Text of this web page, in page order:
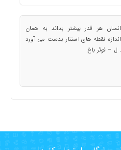
انسان هر قدر بیشتر بداند به همان
اندازه نقطه های استتار بدست می آورد
. ل – فوئر باخ